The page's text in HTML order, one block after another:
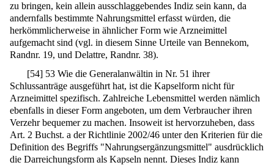
zu bringen, kein allein ausschlaggebendes Indiz sein kann, da
andernfalls bestimmte Nahrungsmittel erfasst würden, die
herkömmlicherweise in ähnlicher Form wie Arzneimittel
aufgemacht sind (vgl. in diesem Sinne Urteile van Bennekom,
Randnr. 19, und Delattre, Randnr. 38).
[54] 53 Wie die Generalanwältin in Nr. 51 ihrer
Schlussanträge ausgeführt hat, ist die Kapselform nicht für
Arzneimittel spezifisch. Zahlreiche Lebensmittel werden nämlich
ebenfalls in dieser Form angeboten, um dem Verbraucher ihren
Verzehr bequemer zu machen. Insoweit ist hervorzuheben, dass
Art. 2 Buchst. a der Richtlinie 2002/46 unter den Kriterien für die
Definition des Begriffs "Nahrungsergänzungsmittel" ausdrücklich
die Darreichungsform als Kapseln nennt. Dieses Indiz kann